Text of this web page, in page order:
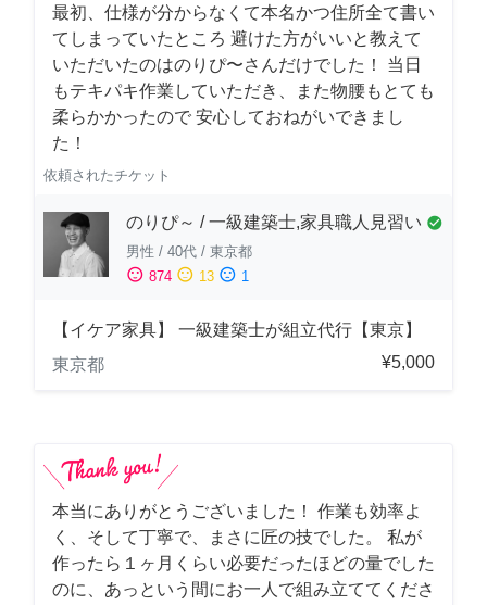
最初、仕様が分からなくて本名かつ住所全て書い
てしまっていたところ 避けた方がいいと教えて
いただいたのはのりぴ〜さんだけでした！ 当日
もテキパキ作業していただき、また物腰もとても
柔らかかったので 安心しておねがいできまし
た！
依頼されたチケット
のりぴ～ / 一級建築士,家具職人見習い check_circle
男性 / 40代 / 東京都
sentiment_satisfied 874 sentiment_neutral 13 sentiment_dissatisfied 1
【イケア家具】 一級建築士が組立代行【東京】
東京都
¥5,000
本当にありがとうございました！ 作業も効率よ
く、そして丁寧で、まさに匠の技でした。 私が
作ったら１ヶ月くらい必要だったほどの量でした
のに、あっという間にお一人で組み立ててくださ